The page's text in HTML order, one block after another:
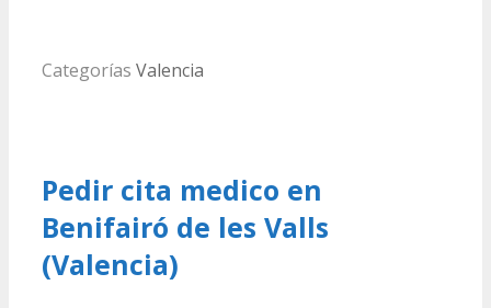
Categorías Valencia
Pedir cita medico en
Benifairó de les Valls
(Valencia)